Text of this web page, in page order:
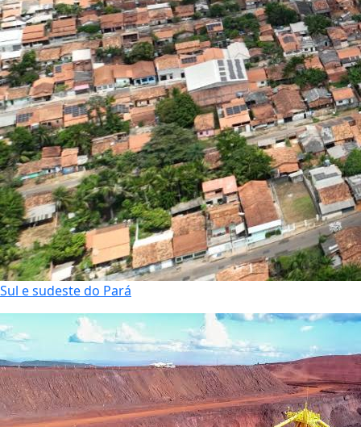
Sul e sudeste do Pará